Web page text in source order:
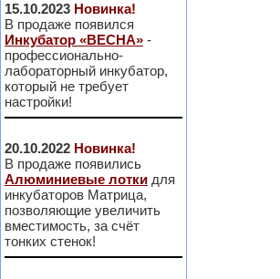
15.10.2023 Новинка!
В продаже появился
Инкубатор «ВЕСНА» -
профессионально-
лабораторный инкубатор,
который не требует
настройки!
20.10.2022 Новинка!
В продаже появились
Алюминиевые лотки для
инкубаторов Матрица,
позволяющие увеличить
вместимость, за счёт
тонких стенок!